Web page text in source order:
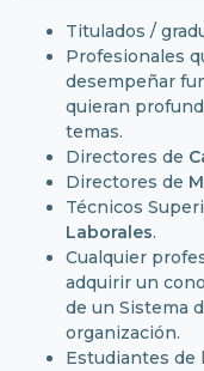
Titulados /
Profesionales
desempeñar
quieran
temas.
Directores de
Directores de
Técnicos
Laborales.
Cualquier
adquirir un
de un Sistema
organización.
Estudiantes de